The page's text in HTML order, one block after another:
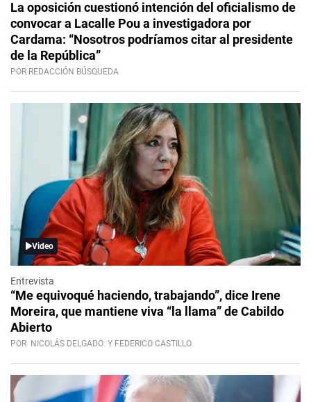
La oposición cuestionó intención del oficialismo de
convocar a Lacalle Pou a investigadora por
Cardama: “Nosotros podríamos citar al presidente
de la República”
POR REDACCIÓN BÚSQUEDA
Video
Entrevista
“Me equivoqué haciendo, trabajando”, dice Irene
Moreira, que mantiene viva “la llama” de Cabildo
Abierto
POR NICOLÁS DELGADO Y FEDERICO CASTILLO